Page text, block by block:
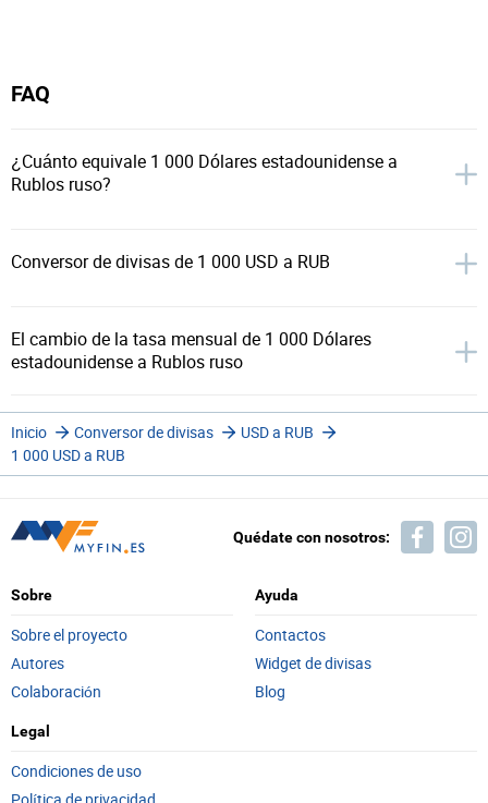
FAQ
¿Cuánto equivale 1 000 Dólares estadounidense a
Rublos ruso?
Conversor de divisas de 1 000 USD a RUB
El cambio de la tasa mensual de 1 000 Dólares
estadounidense a Rublos ruso
Inicio Conversor de divisas
USD a RUB
1 000 USD a RUB
Quédate con nosotros:
Sobre
Sobre el proyecto
Autores
Colaboración
Ayuda
Contactos
Widget de divisas
Blog
Legal
Condiciones de uso